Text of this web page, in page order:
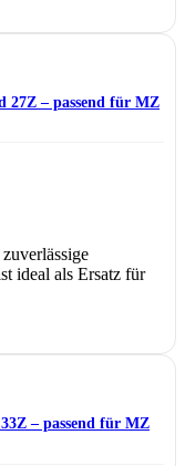
– passend für MZ
ideal als Ersatz für
– passend für MZ